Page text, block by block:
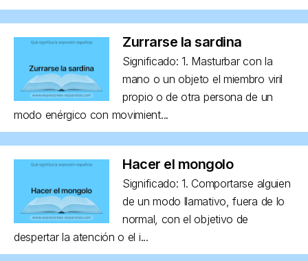
Zurrarse la sardina
Significado: 1. Masturbar con la
mano o un objeto el miembro viril
propio o de otra persona de un
modo enérgico con movimient...
Hacer el mongolo
Significado: 1. Comportarse alguien
de un modo llamativo, fuera de lo
normal, con el objetivo de
despertar la atención o el i...